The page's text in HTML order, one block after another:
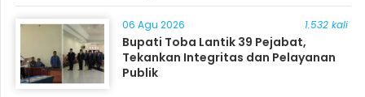
06 Agu 2026 1.532 kali
Bupati Toba Lantik 39 Pejabat,
Tekankan Integritas dan Pelayanan
Publik